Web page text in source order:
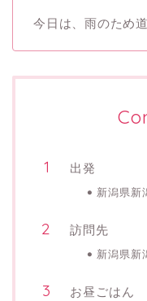
今日は、雨のため
出発
新潟県新
訪問先
新潟県新
お昼ごはん